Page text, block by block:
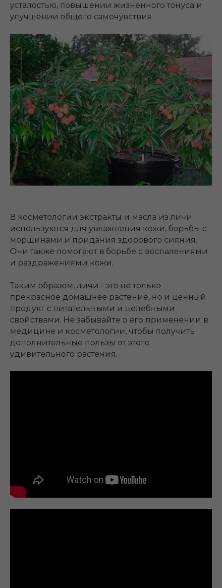
усталостью, повышении жизненного тонуса и
улучшении общего самочувствия.
В косметологии экстракты и масла из личи
используются для увлажнения кожи, борьбы с
морщинами и придания здорового сияния.
Они также помогают в борьбе с воспалениями
и раздражениями кожи.
Таким образом, личи - это не только
прекрасное домашнее растение, но и ценный
продукт с питательными и целебными
свойствами. Не забывайте о его применении в
медицине и косметологии, чтобы получить
дополнительные пользы от этого
удивительного растения.